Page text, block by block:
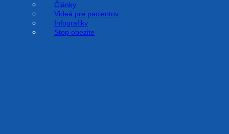
Články
Videá pre pacientov
Infografiky
Stop obezite